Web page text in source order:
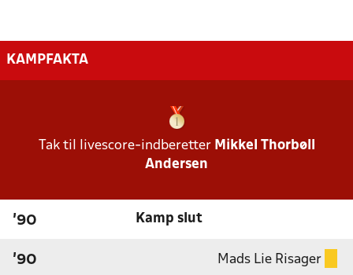
KAMPFAKTA
Tak til livescore-indberetter Mikkel Thorbøll
Andersen
'90 Kamp slut
'90 Mads Lie Risager